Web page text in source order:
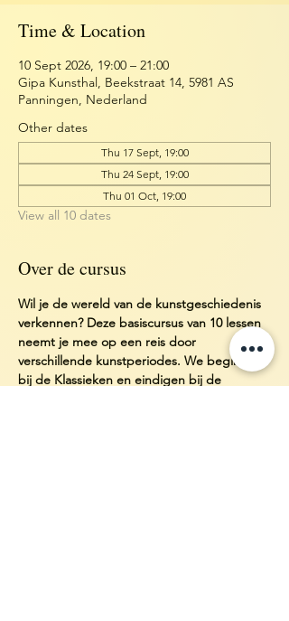
Time & Location
10 Sept 2026, 19:00 – 21:00
Gipa Kunsthal, Beekstraat 14, 5981 AS
Panningen, Nederland
Other dates
Thu 17 Sept, 19:00
Thu 24 Sept, 19:00
Thu 01 Oct, 19:00
View all 10 dates
Over de cursus
Wil je de wereld van de kunstgeschiedenis
verkennen? Deze basiscursus van 10 lessen
neemt je mee op een reis door
verschillende kunstperiodes. We beginnen
bij de Klassieken en eindigen bij de